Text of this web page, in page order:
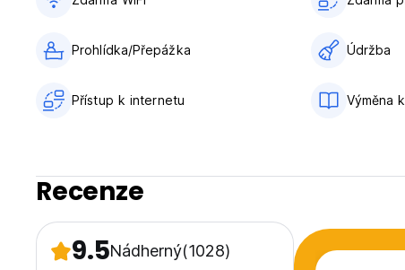
Prohlídka/Přepážka Údržba
Přístup k internetu Výměna
Recenze
9.5Nádherný(1028)